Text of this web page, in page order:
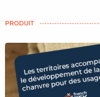
PRODUIT